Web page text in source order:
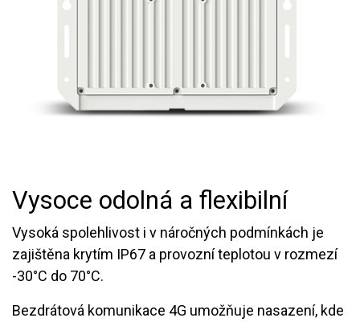
Vysoce odolná a flexibilní
Vysoká spolehlivost i v náročných podmínkách je
zajištěna krytím IP67 a provozní teplotou v rozmezí
-30°C do 70°C.
Bezdrátová komunikace 4G umožňuje nasazení, kde